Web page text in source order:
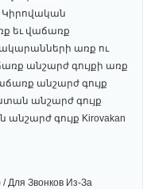
եւ վաճառք
առք ու
անշարժ գույքի առք
անշարժ գույք
անշարժ գույք
գույք Kirovakan
Для Звонков Из-За